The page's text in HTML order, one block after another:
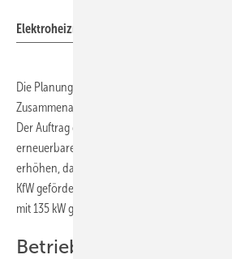
Elektroheizmobil mit 21 kW zur
Die Planungsabteilung in Gottmadingen
Zusammenarbeit mit dem Kunden
Der Auftrag der Stadtwerke Gießen zielte
erneuerbarer Energien in den regionalen
erhöhen, damit ein Neubau angeschlossen
KfW gefördert wird. Dafür wurde eine mobile
mit 135 kW gebaut, die Pellets als Brennstoff
Betrieb mit Pellets